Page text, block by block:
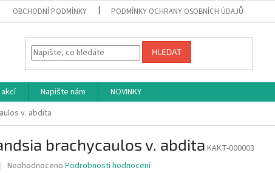
OBCHODNÍ PODMÍNKY PODMÍNKY OCHRANY OSOBNÍCH ÚDAJŮ
HLEDAT
Napište nám
NOVINKY
v. abdita
brachycaulos v. abdita KAKT-000003
Průměrné
Neohodnoceno Podrobnosti hodnocení